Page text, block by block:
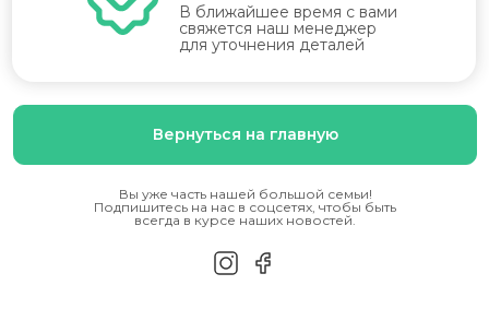
Вернуться на главную
Вы уже часть нашей большой семьи!
Подпишитесь на нас в соцсетях, чтобы быть
всегда в курсе наших новостей.
В ближайшее время с вами
свяжется наш менеджер
для уточнения деталей